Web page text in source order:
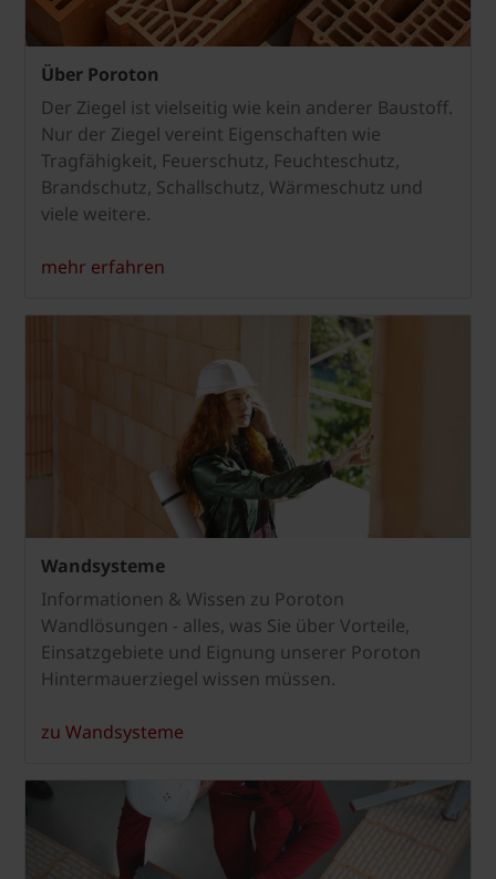
Über Poroton
Der Ziegel ist vielseitig wie kein anderer Baustoff.
Nur der Ziegel vereint Eigenschaften wie
Tragfähigkeit, Feuerschutz, Feuchteschutz,
Brandschutz, Schallschutz, Wärmeschutz und
viele weitere.
mehr erfahren
Wandsysteme
Informationen & Wissen zu Poroton
Wandlösungen - alles, was Sie über Vorteile,
Einsatzgebiete und Eignung unserer Poroton
Hintermauerziegel wissen müssen.
zu Wandsysteme